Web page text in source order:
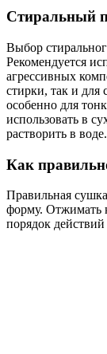
Стиральный
Выбор
Рекомендуется
агрессивных
стирки, так и
особенно для
использовать в
растворить в воде.
Как
Правильная
форму. Отжимать
порядок действий